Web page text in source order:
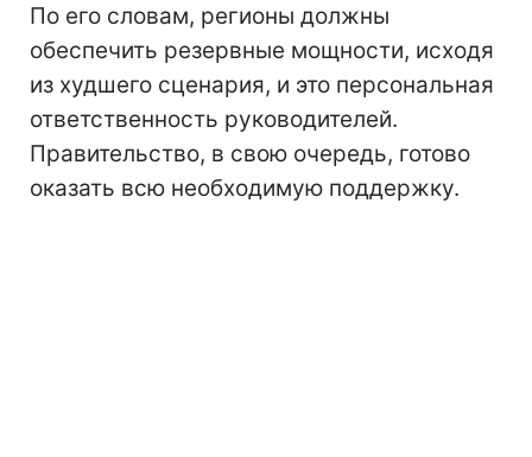
По его словам, регионы должны
обеспечить резервные мощности, исходя
из худшего сценария, и это персональная
ответственность руководителей.
Правительство, в свою очередь, готово
оказать всю необходимую поддержку.